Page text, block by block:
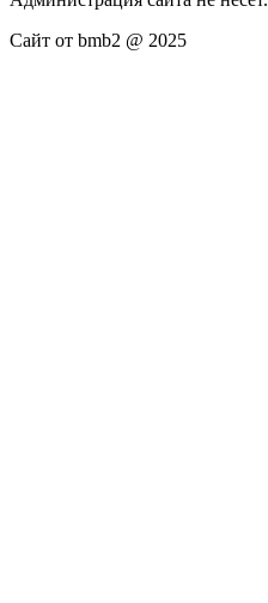
Сайт от bmb2 @ 2025